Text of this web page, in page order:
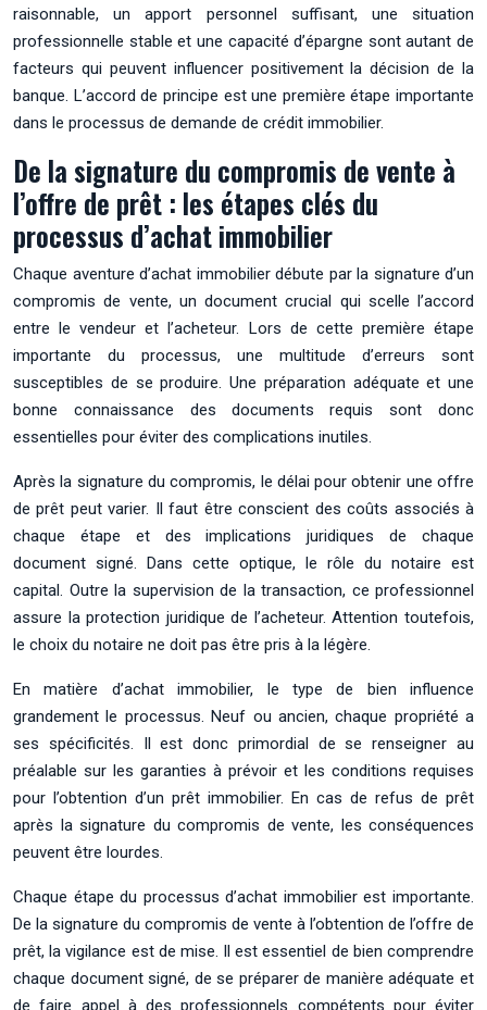
raisonnable, un apport personnel suffisant, une situation
professionnelle stable et une capacité d’épargne sont autant de
facteurs qui peuvent influencer positivement la décision de la
banque. L’accord de principe est une première étape importante
dans le processus de demande de crédit immobilier.
De la signature du compromis de vente à
l’offre de prêt : les étapes clés du
processus d’achat immobilier
Chaque aventure d’achat immobilier débute par la signature d’un
compromis de vente, un document crucial qui scelle l’accord
entre le vendeur et l’acheteur. Lors de cette première étape
importante du processus, une multitude d’erreurs sont
susceptibles de se produire. Une préparation adéquate et une
bonne connaissance des documents requis sont donc
essentielles pour éviter des complications inutiles.
Après la signature du compromis, le délai pour obtenir une offre
de prêt peut varier. Il faut être conscient des coûts associés à
chaque étape et des implications juridiques de chaque
document signé. Dans cette optique, le rôle du notaire est
capital. Outre la supervision de la transaction, ce professionnel
assure la protection juridique de l’acheteur. Attention toutefois,
le choix du notaire ne doit pas être pris à la légère.
En matière d’achat immobilier, le type de bien influence
grandement le processus. Neuf ou ancien, chaque propriété a
ses spécificités. Il est donc primordial de se renseigner au
préalable sur les garanties à prévoir et les conditions requises
pour l’obtention d’un prêt immobilier. En cas de refus de prêt
après la signature du compromis de vente, les conséquences
peuvent être lourdes.
Chaque étape du processus d’achat immobilier est importante.
De la signature du compromis de vente à l’obtention de l’offre de
prêt, la vigilance est de mise. Il est essentiel de bien comprendre
chaque document signé, de se préparer de manière adéquate et
de faire appel à des professionnels compétents pour éviter